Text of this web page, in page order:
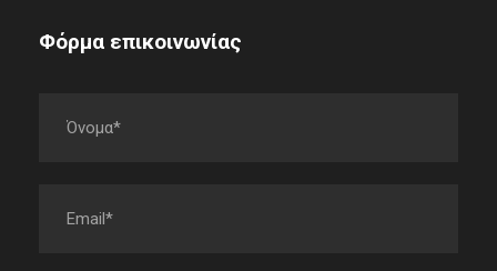
Φόρμα επικοινωνίας